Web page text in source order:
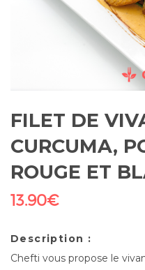
FILET DE
CURCUMA,
ROUGE ET
13.90€
Description :
Chefti vous propose le